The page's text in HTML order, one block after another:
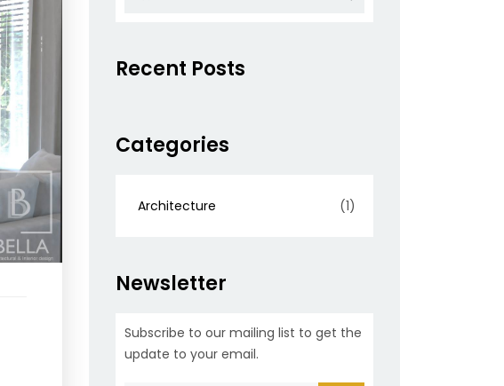
Recent Posts
Categories
Architecture (1)
Newsletter
Subscribe to our mailing list to get the
update to your email.